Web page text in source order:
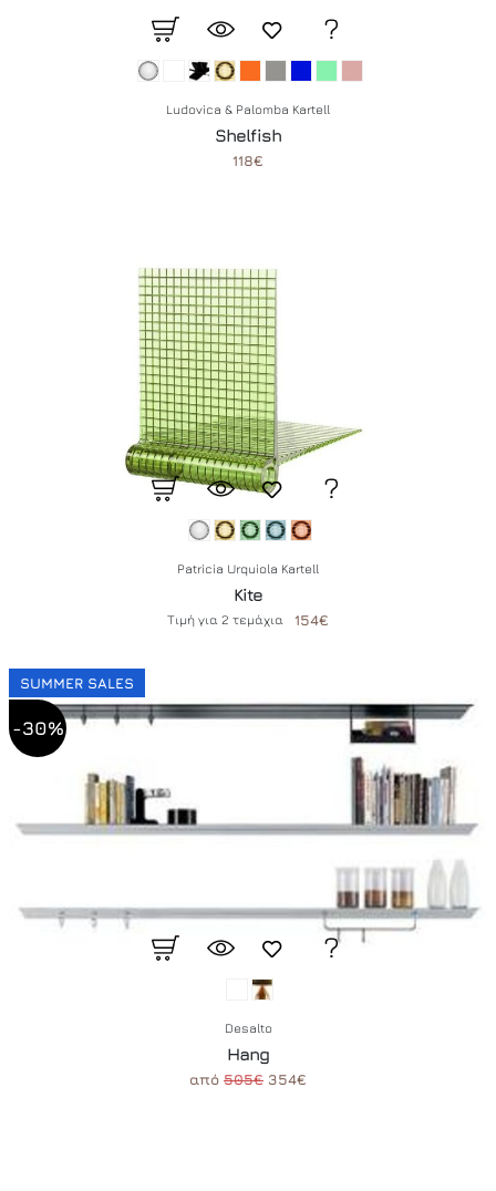
Ludovica & Palomba Kartell
Shelfish
118€
Patricia Urquiola Kartell
Kite
Τιμή για 2 τεμάχια 154€
SUMMER SALES
-30%
Desalto
Hang
από 505€ 354€